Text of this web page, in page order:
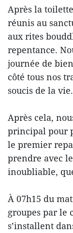
Après la
réunis au
aux rites
repentance.
journée de
côté tous nos
soucis de la vie.
Après cela,
principal pour
le premier
prendre avec
inoubliable,
À 07h15 du
groupes par le
s’installent